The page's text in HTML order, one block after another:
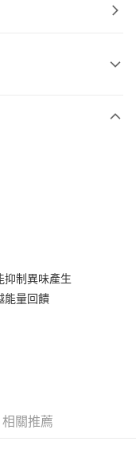
抑制異味產生
能量回饋
相關推薦